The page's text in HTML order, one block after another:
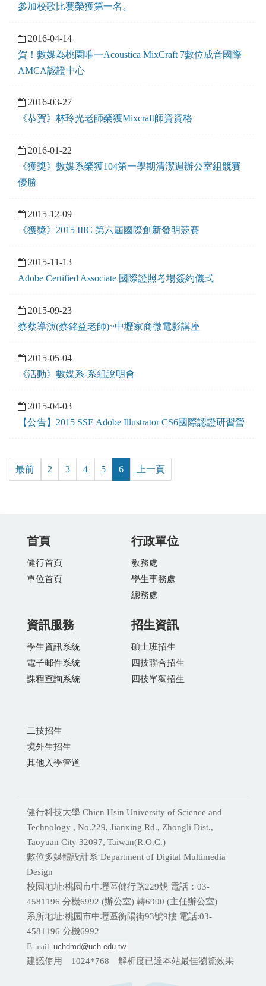
參加校歌比賽榮獲第一名。
2016-04-14
賀！數媒為桃園唯一Acoustica MixCraft 7數位成音國際
AMCA認證中心
2016-03-27
《恭賀》林玲光老師榮獲Mixcraft師資資格
2016-01-22
《獲獎》數媒系榮獲104第一學期清潔週辦公室組競賽
優勝
2015-12-09
《獲獎》2015 IIIC 第六屆國際創新發明競賽
2015-11-13
Adobe Certified Associate 國際證照考場簽約儀式
2015-09-23
蔡蔡導演(蔡銘益老師)~中壢家商微電影講座
2015-05-04
《活動》數媒系-系組說明會
2015-04-03
【公告】2015 SSE Adobe Illustrator CS6國際認證研習營
最前 2 3 4 5 6 上一頁
首頁
健行首頁
單位首頁
行政單位
教務處
學生事務處
總務處
資訊服務
學生資訊系統
電子郵件系統
課程查詢系統
招生資訊
碩士班招生
四技聯合招生
四技單獨招生
二技招生
境外生招生
其他入學管道
健行科技大學 Chien Hsin University of Science and
Technology , No.229, Jianxing Rd., Zhongli Dist.,
Taoyuan City 32097, Taiwan(R.O.C.)
數位多媒體設計系 Department of Digital Multimedia
Design
校園地址:桃園市中壢區健行路229號 電話：03-
4581196 分機6992 (辦公室) 轉6990 (主任辦公室)
系所地址:桃園市中壢區衡陽街93號9樓 電話:03-
4581196 分機6992
E-mail: uchdmd@uch.edu.tw
建議使用 1024*768 解析度已達本站最佳瀏覽效果